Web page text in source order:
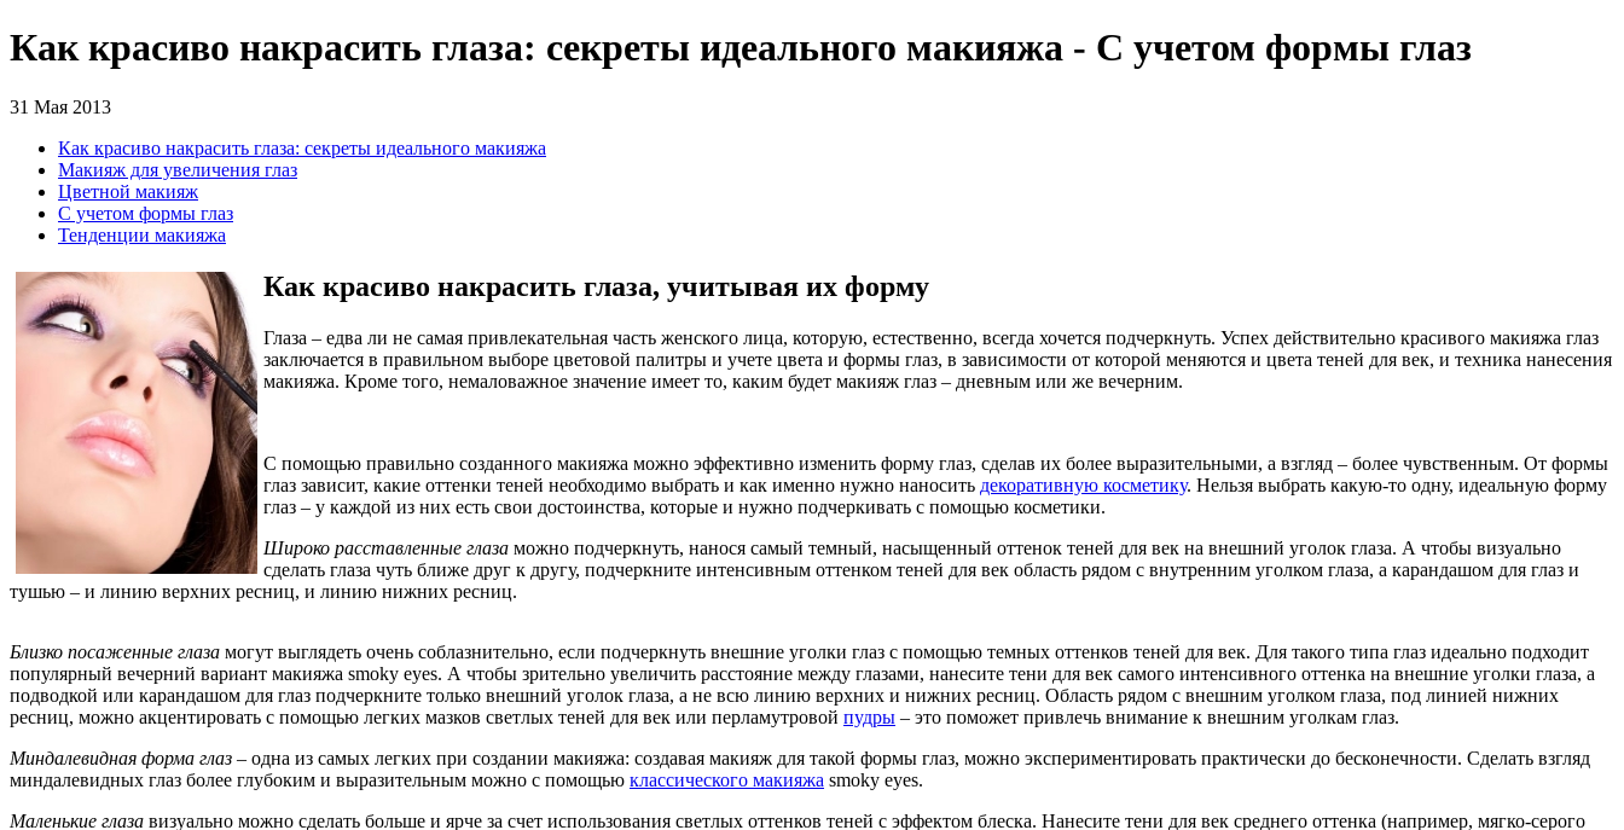
Как красиво накрасить глаза: секреты идеального макияжа - С учетом формы глаз
31 Мая 2013
Как красиво накрасить глаза: секреты идеального макияжа
Макияж для увеличения глаз
Цветной макияж
С учетом формы глаз
Тенденции макияжа
Как красиво накрасить глаза, учитывая их форму
Глаза – едва ли не самая привлекательная часть женского лица, которую, естественно, всегда хочется подчеркнуть. Успех действительно красивого макияжа глаз
заключается в правильном выборе цветовой палитры и учете цвета и формы глаз, в зависимости от которой меняются и цвета теней для век, и техника нанесения
макияжа. Кроме того, немаловажное значение имеет то, каким будет макияж глаз – дневным или же вечерним.
С помощью правильно созданного макияжа можно эффективно изменить форму глаз, сделав их более выразительными, а взгляд – более чувственным. От формы
глаз зависит, какие оттенки теней необходимо выбрать и как именно нужно наносить декоративную косметику. Нельзя выбрать какую-то одну, идеальную форму
глаз – у каждой из них есть свои достоинства, которые и нужно подчеркивать с помощью косметики.
Широко расставленные глаза можно подчеркнуть, нанося самый темный, насыщенный оттенок теней для век на внешний уголок глаза. А чтобы визуально
сделать глаза чуть ближе друг к другу, подчеркните интенсивным оттенком теней для век область рядом с внутренним уголком глаза, а карандашом для глаз и
тушью – и линию верхних ресниц, и линию нижних ресниц.
Близко посаженные глаза могут выглядеть очень соблазнительно, если подчеркнуть внешние уголки глаз с помощью темных оттенков теней для век. Для такого типа глаз идеально подходит
популярный вечерний вариант макияжа smoky eyes. А чтобы зрительно увеличить расстояние между глазами, нанесите тени для век самого интенсивного оттенка на внешние уголки глаза, а
подводкой или карандашом для глаз подчеркните только внешний уголок глаза, а не всю линию верхних и нижних ресниц. Область рядом с внешним уголком глаза, под линией нижних
ресниц, можно акцентировать с помощью легких мазков светлых теней для век или перламутровой пудры – это поможет привлечь внимание к внешним уголкам глаз.
Миндалевидная форма глаз – одна из самых легких при создании макияжа: создавая макияж для такой формы глаз, можно экспериментировать практически до бесконечности. Сделать взгляд
миндалевидных глаз более глубоким и выразительным можно с помощью классического макияжа smoky eyes.
Маленькие глаза визуально можно сделать больше и ярче за счет использования светлых оттенков теней с эффектом блеска. Нанесите тени для век среднего оттенка (например, мягко-серого